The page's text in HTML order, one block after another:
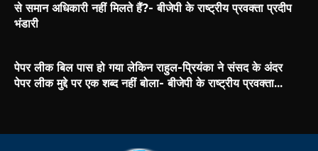
से समान अधिकारी नहीं मिलते हैं?- बीजेपी के राष्ट्रीय प्रवक्ता प्रदीप
भंडारी
पेपर लीक बिल पास हो गया लेकिन राहुल-प्रियंका ने संसद के अंदर
पेपर लीक मुद्दे पर एक शब्द नहीं बोला- बीजेपी के राष्ट्रीय प्रवक्ता...